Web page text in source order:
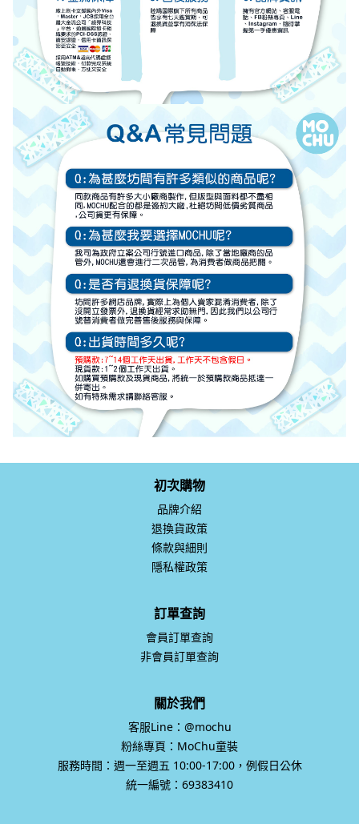
初次購物
品牌介紹
退換貨政策
條款與細則
隱私權政策
訂單查詢
會員訂單查詢
非會員訂單查詢
關於我們
客服Line：@mochu
粉絲專頁：MoChu童裝
服務時間：週一至週五 10:00-17:00，例假日公休
統一編號：69383410